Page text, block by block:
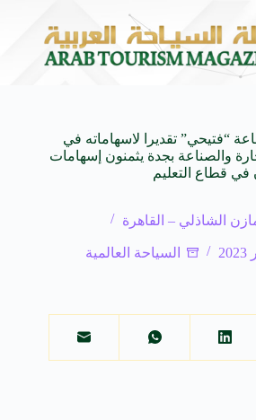
أسرار زامة الخفية: حين تروي
“فتيحي” تقديرا لاسهاماته في
والصناعة بجدة يثمنون إسهامات
في قطاع التعليم
الشاذلي – القاهرة
السياحة العالمية